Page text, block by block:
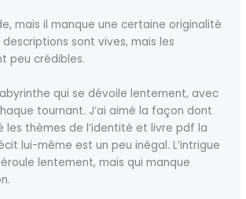
mais il manque une certaine originalité
sont vives, mais les
peu crédibles.
qui se dévoile lentement, avec
tournant. J’ai aimé la façon dont
les thèmes de l’identité et livre pdf la
lui-même est un peu inégal. L’intrigue
lentement, mais qui manque